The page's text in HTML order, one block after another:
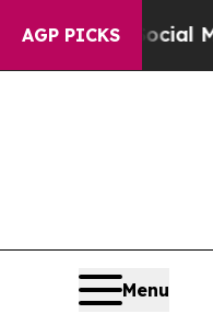
AGP PICKS
Social Media
Menu